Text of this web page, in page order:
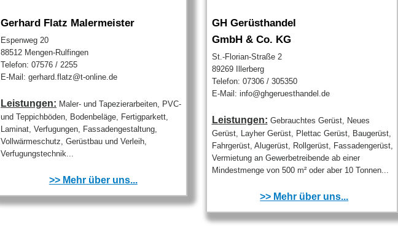
Gerhard Flatz Malermeister
Espenweg 20
88512 Mengen-Rulfingen
Telefon: 07576 / 2255
E-Mail: gerhard.flatz@t-online.de
Leistungen: Maler- und Tapezierarbeiten, PVC-
und Teppichböden, Bodenbeläge, Fertigparkett,
Laminat, Verfugungen, Fassadengestaltung,
Vollwärmeschutz, Gerüstbau und Verleih,
Verfugungstechnik...
>> Mehr über uns...
GH Gerüsthandel
GmbH & Co. KG
St.-Florian-Straße 2
89269 Illerberg
Telefon: 07306 / 305350
E-Mail: info@ghgeruesthandel.de
Leistungen: Gebrauchtes Gerüst, Neues
Gerüst, Layher Gerüst, Plettac Gerüst, Baugerüst,
Fahrgerüst, Alugerüst, Rollgerüst, Fassadengerüst,
Vermietung an Gewerbetreibende ab einer
Mindestmenge von 500 m² oder aber 10 Tonnen...
>> Mehr über uns...